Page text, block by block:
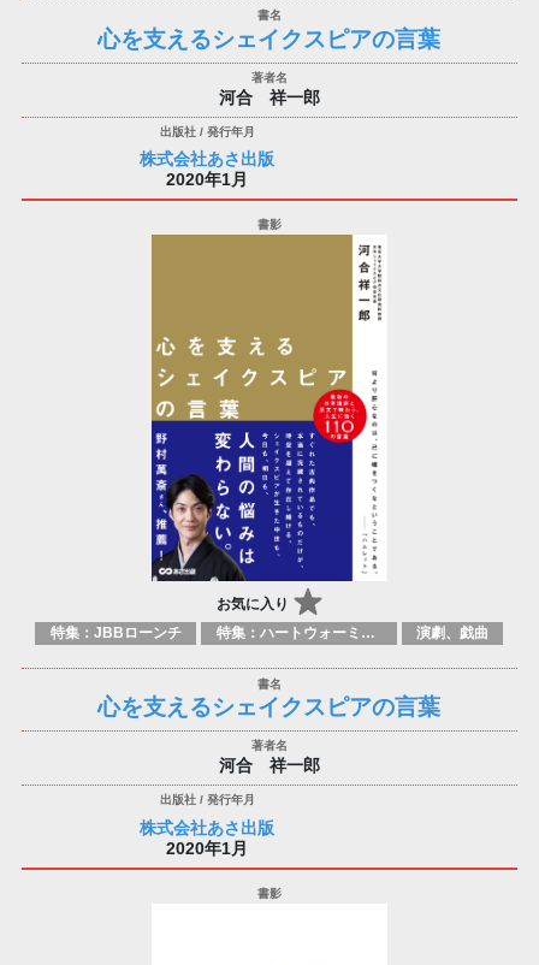
心を支えるシェイクスピアの言葉
河合 祥一郎
株式会社あさ出版
2020年1月
お気に入り
特集：JBBローンチ 特集：ハートウォーミング 演劇、戯曲
心を支えるシェイクスピアの言葉
河合 祥一郎
株式会社あさ出版
2020年1月